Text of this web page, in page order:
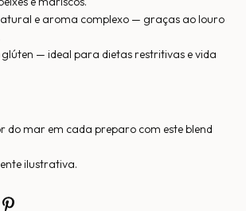
e aroma complexo — graças ao louro
glúten — ideal para dietas restritivas e vida
do mar em cada preparo com este blend
ilustrativa.